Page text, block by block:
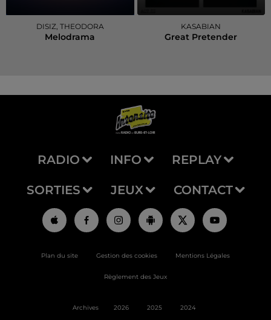
DISIZ, THEODORA
Melodrama
KASABIAN
Great Pretender
RADIO INFO REPLAY
SORTIES JEUX CONTACT
Plan du site Gestion des cookies Mentions Légales
Règlement des Jeux
Archives 2026 2025 2024